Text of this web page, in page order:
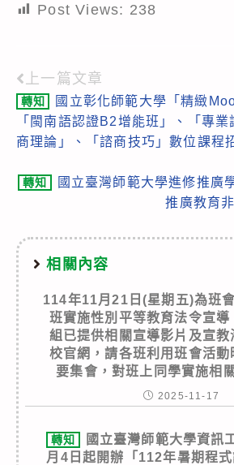
Post Views: 238
Read
more
articles
上一篇文章
轉知
國立彰化師範大學「精緻
「閩南語認證B2增能班」、「專
商理論」、「諮商技巧」數位課程
轉知
國立臺灣師範大學進修推廣
推廣教育
相關內容
114年11月21日(星期五)為班
班實施性別平等教育法令宣導
組已提供相關宣導影片及宣教
校官網，請各班利用班會活動
要集會，對班上同學實施相
2025-11-17
轉知
國立臺灣師範大學資訊
月4日起開辦「112年暑期程